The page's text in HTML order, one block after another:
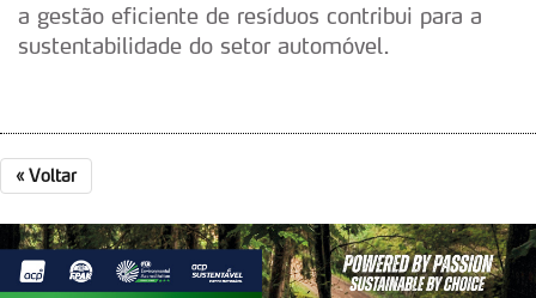
a gestão eficiente de resíduos contribui para a
sustentabilidade do setor automóvel.
« Voltar